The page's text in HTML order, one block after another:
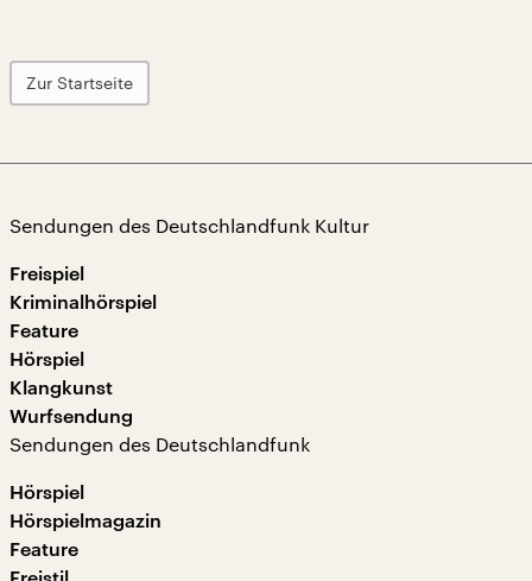
Zur Startseite
Sendungen des Deutschlandfunk Kultur
Freispiel
Kriminalhörspiel
Feature
Hörspiel
Klangkunst
Wurfsendung
Sendungen des Deutschlandfunk
Hörspiel
Hörspielmagazin
Feature